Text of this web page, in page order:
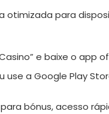
para
e baixe o app
use a Google Play
bónus, acesso